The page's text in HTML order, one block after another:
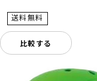
比較する